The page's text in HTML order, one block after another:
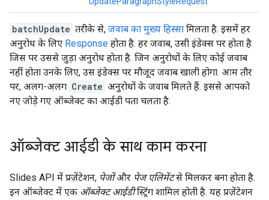
batchUpdate तरीके से, जवाब का मुख्य हिस्सा मिलता है. इसमें हर
अनुरोध के लिए Response होता है. हर जवाब, उसी इंडेक्स पर होता है
जिस पर उससे जुड़ा अनुरोध होता है. जिन अनुरोधों के लिए कोई जवाब
नहीं होता उनके लिए, उस इंडेक्स पर मौजूद जवाब खाली होगा. आम तौर
पर, अलग-अलग Create अनुरोधों के जवाब मिलते हैं. इससे आपको
नए जोड़े गए ऑब्जेक्ट का आईडी पता चलता है.
ऑब्जेक्ट आईडी के साथ काम करना
Slides API में प्रज़ेंटेशन, पेजोंऔर पेज एलिमेंटसे मिलकर बना होता है.
इन ऑब्जेक्ट में एक ऑब्जेक्ट आईडीस्ट्रिंग शामिल होती है. यह प्रज़ेंटेशन